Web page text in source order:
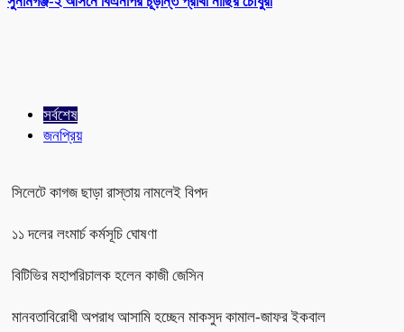
সর্বশেষ
জনপ্রিয়
সিলেটে কাগজ ছাড়া রাস্তায় নামলেই বিপদ
১১ দলের লংমার্চ কর্মসূচি ঘোষণা
বিটিভির মহাপরিচালক হলেন কাজী জেসিন
মানবতাবিরোধী অপরাধ আসামি হচ্ছেন মাকসুদ কামাল-জাফর ইকবাল